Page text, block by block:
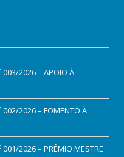
003/2026 – APOIO À
002/2026 – FOMENTO À
001/2026 – PRÊMIO MESTRE